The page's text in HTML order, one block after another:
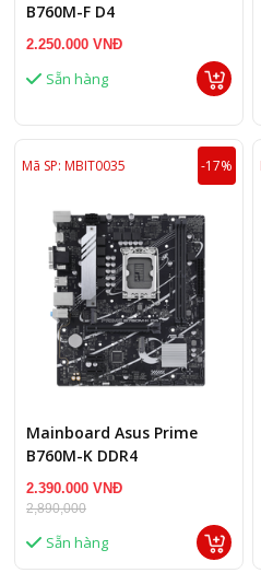
B760M-F D4
2.250.000 VNĐ
Sẵn hàng
Mã SP: MBIT0035 -17%
Mainboard Asus Prime
B760M-K DDR4
2.390.000 VNĐ
2,890,000
Sẵn hàng